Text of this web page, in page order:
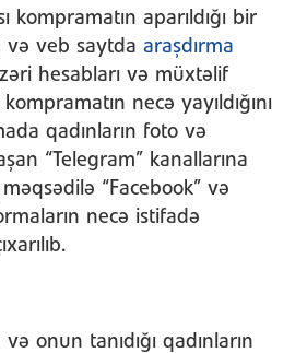
kompramatın aparıldığı bir
və veb saytda araşdırma
hesabları və müxtəlif
necə yayıldığını
qadınların foto və
“Telegram” kanallarına
“Facebook” və
necə istifadə
onun tanıdığı qadınların